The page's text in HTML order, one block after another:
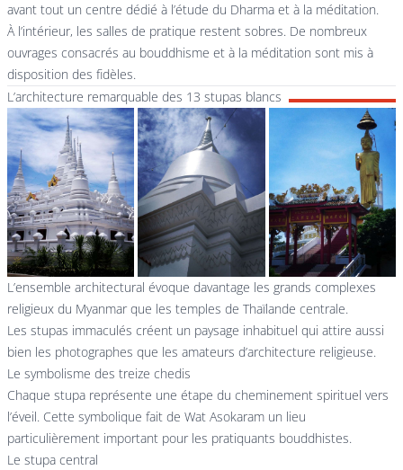
avant tout un centre dédié à l’étude du Dharma et à la méditation.
À l’intérieur, les salles de pratique restent sobres. De nombreux
ouvrages consacrés au bouddhisme et à la méditation sont mis à
disposition des fidèles.
L’architecture remarquable des 13 stupas blancs
L’ensemble architectural évoque davantage les grands complexes
religieux du Myanmar que les temples de Thaïlande centrale.
Les stupas immaculés créent un paysage inhabituel qui attire aussi
bien les photographes que les amateurs d’architecture religieuse.
Le symbolisme des treize chedis
Chaque stupa représente une étape du cheminement spirituel vers
l’éveil. Cette symbolique fait de Wat Asokaram un lieu
particulièrement important pour les pratiquants bouddhistes.
Le stupa central